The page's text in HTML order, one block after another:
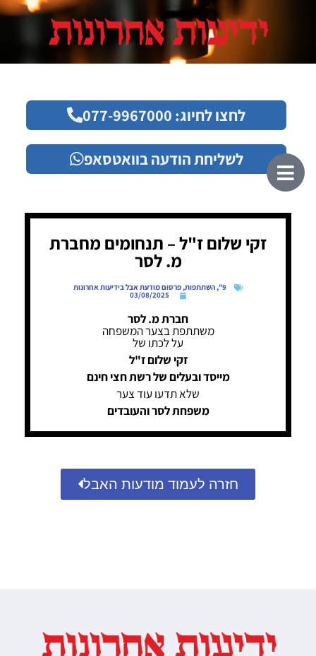
לחצו לחיוג: 077-9967000
לשליחת הודעה בוואטסאפ
זקי שלום ז"ל – תנחומים מחברת
מ. לסר
9"
,השתתפות,פרסום מודעת אבל בידיעות אחרונות
03/08/2025
חברת מ. לסר
משתתפת בצער המשפחה
על לכתו של
זקי שלום ז"ל
מייסד ובעלים של רשת חצי חינם
שלא תדעו עוד צער
משפחת לסר והעובדים
חזרה לעמוד מודעות האבל